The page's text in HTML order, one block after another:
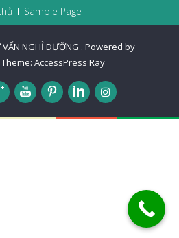
Sample Page
VẤN NGHỈ DƯỠNG . Powered by
Theme: AccessPress Ray